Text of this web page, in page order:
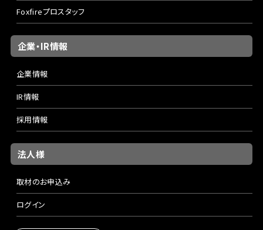
Foxfireプロスタッフ
企業・IR情報
企業情報
IR情報
採用情報
法人様
取材のお申込み
ログイン